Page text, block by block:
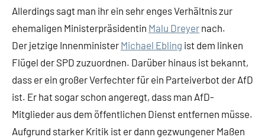
Allerdings sagt man ihr ein sehr enges Verhältnis zur
ehemaligen Ministerpräsidentin Malu Dreyer nach.
Der jetzige Innenminister Michael Ebling ist dem linken
Flügel der SPD zuzuordnen. Darüber hinaus ist bekannt,
dass er ein großer Verfechter für ein Parteiverbot der AfD
ist. Er hat sogar schon angeregt, dass man AfD-
Mitglieder aus dem öffentlichen Dienst entfernen müsse.
Aufgrund starker Kritik ist er dann gezwungener Maßen